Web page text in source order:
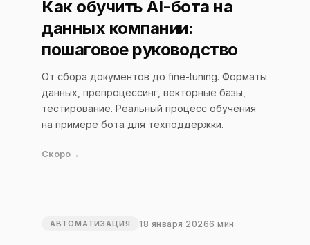
Как обучить AI-бота на
данных компании:
пошаговое руководство
От сбора документов до fine-tuning. Форматы
данных, препроцессинг, векторные базы,
тестирование. Реальный процесс обучения
на примере бота для техподдержки.
Скоро
АВТОМАТИЗАЦИЯ 18 января 20266 мин